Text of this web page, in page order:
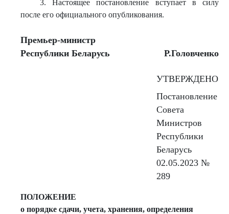
3. Настоящее постановление вступает в силу
после его официального опубликования.
Премьер-министр
Республики Беларусь
Р.Головченко
УТВЕРЖДЕНО
Постановление
Совета
Министров
Республики
Беларусь
02.05.2023 №
289
ПОЛОЖЕНИЕ
о порядке сдачи, учета, хранения, определения